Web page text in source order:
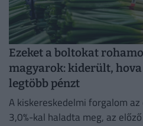
Ezeket a boltokat
magyarok: kiderült,
legtöbb pénzt
A kiskereskedelmi forgalom
3,0%-kal haladta meg, az